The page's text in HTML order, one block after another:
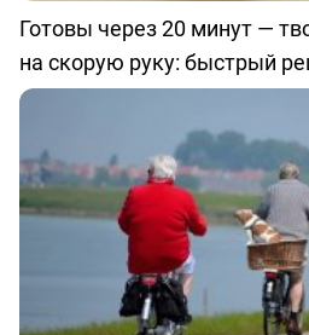
Готовы через 20 минут —
на скорую руку: быстрый